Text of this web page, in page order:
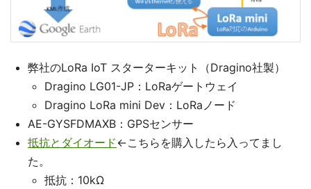
弊社のLoRa IoT スターターキット（Dragino社製）
Dragino LG01-JP：LoRaゲートウェイ
Dragino LoRa mini Dev：LoRaノード
AE-GYSFDMAXB：GPSセンサー
抵抗とダイオード←こちらを購入したら入ってまし
た。
抵抗：10kΩ